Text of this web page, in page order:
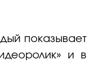
показывает
и в